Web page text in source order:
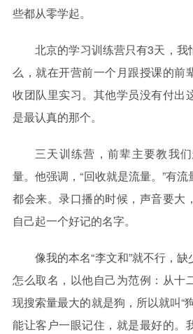
些都从零学起。
北京的学习训练营只有3天，
么，就在开营前一个月跟授课的前
收团队里实习。其他学员没有付出
是最认真的那个。
三天训练营，前辈主要教我
量。他强调，“回收就是流量。”有
都会来。录口播的时候，声音要大
自己起一个好记的名字。
像我的本名“李文和”就不行，
怎么取名，以他自己为范例：从十
现搜索量最大的就是狗，所以就叫“
能让客户一眼记住，就是最好的。